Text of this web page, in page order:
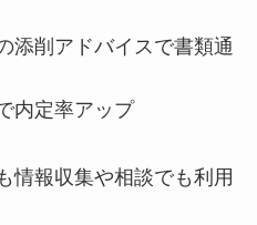
添削アドバイスで書類通
内定率アップ
情報収集や相談でも利用